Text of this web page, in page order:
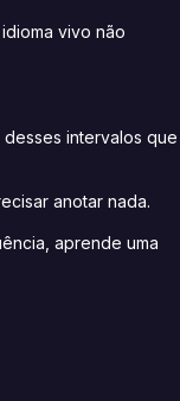
vivo não
desses intervalos que
anotar nada.
aprende uma